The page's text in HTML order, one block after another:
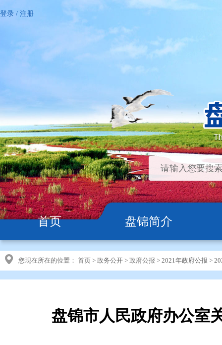
登录 / 注册
首页 盘锦简介
您现在所在的位置： 首页 > 政务公开 > 政府公报 > 2021年政府公报 >
盘锦市人民政府办公室